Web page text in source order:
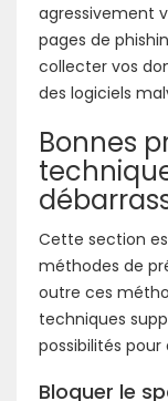
agressivement
pages de
collecter vos
des logiciels
Bonnes
Cette section
méthodes de
outre ces
techniques
possibilités
Bloquer le